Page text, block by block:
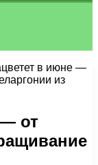
в июне —
из
— от